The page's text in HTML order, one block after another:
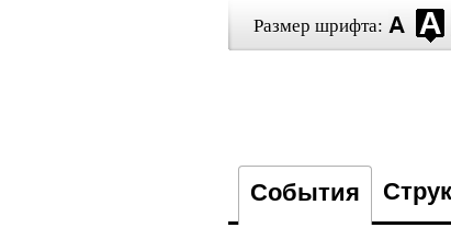
Размер шрифта:
События